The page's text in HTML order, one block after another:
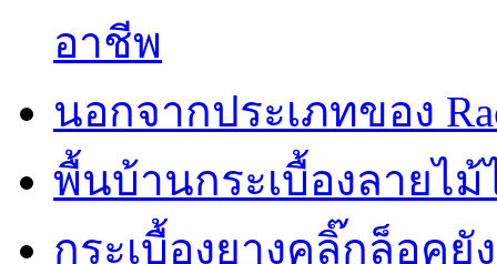
อาชีพ
นอกจากประเภทของ
พื้นบ้านกระเบื้องลายไ
กระเบื้องยางคลิ๊กล็อค